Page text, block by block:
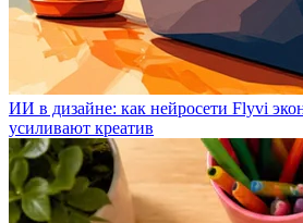
ИИ в дизайне: как нейросети Flyvi
усиливают креатив